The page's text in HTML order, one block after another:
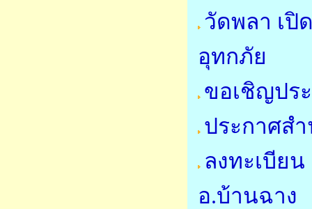
วัดพลา เปิ
อุทกภัย
ขอเชิญปร
ประกาศส
ลงทะเบีย
อ.บ้านฉาง